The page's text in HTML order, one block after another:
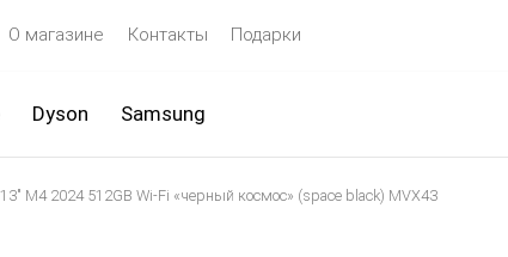
О магазине Контакты Подарки
Dyson Samsung
M4 2024 512GB Wi-Fi «черный космос» (space black) MVX43